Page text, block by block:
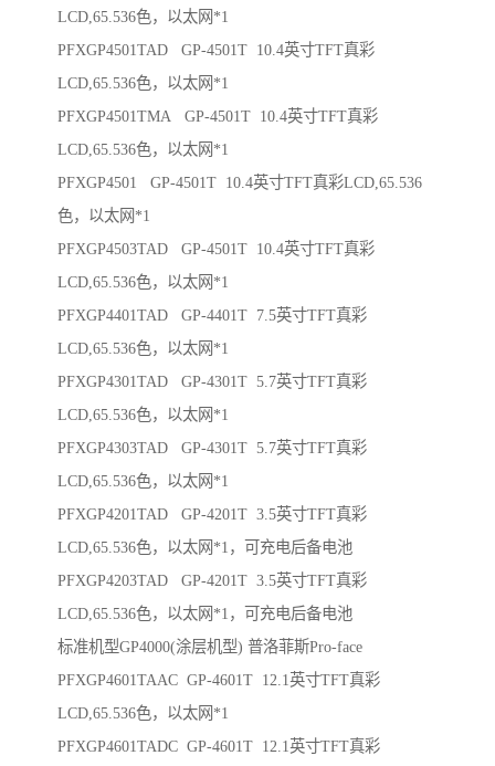
LCD,65.536色，以太网*1
PFXGP4501TAD GP-4501T 10.4英寸TFT真彩
LCD,65.536色，以太网*1
PFXGP4501TMA GP-4501T 10.4英寸TFT真彩
LCD,65.536色，以太网*1
PFXGP4501 GP-4501T 10.4英寸TFT真彩LCD,65.536
色，以太网*1
PFXGP4503TAD GP-4501T 10.4英寸TFT真彩
LCD,65.536色，以太网*1
PFXGP4401TAD GP-4401T 7.5英寸TFT真彩
LCD,65.536色，以太网*1
PFXGP4301TAD GP-4301T 5.7英寸TFT真彩
LCD,65.536色，以太网*1
PFXGP4303TAD GP-4301T 5.7英寸TFT真彩
LCD,65.536色，以太网*1
PFXGP4201TAD GP-4201T 3.5英寸TFT真彩
LCD,65.536色，以太网*1，可充电后备电池
PFXGP4203TAD GP-4201T 3.5英寸TFT真彩
LCD,65.536色，以太网*1，可充电后备电池
标准机型GP4000(涂层机型) 普洛菲斯Pro-face
PFXGP4601TAAC GP-4601T 12.1英寸TFT真彩
LCD,65.536色，以太网*1
PFXGP4601TADC GP-4601T 12.1英寸TFT真彩